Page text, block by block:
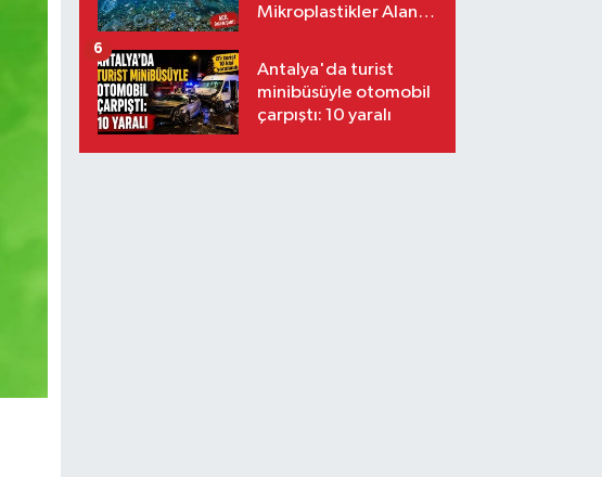
Mikroplastikler Alanya
Antalya'da turist
minibüsüyle otomobil
çarpıştı: 10 yaralı
6